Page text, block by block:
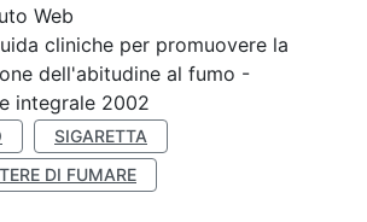
Web
cliniche per promuovere la
dell'abitudine al fumo -
integrale 2002
SIGARETTA
DI FUMARE